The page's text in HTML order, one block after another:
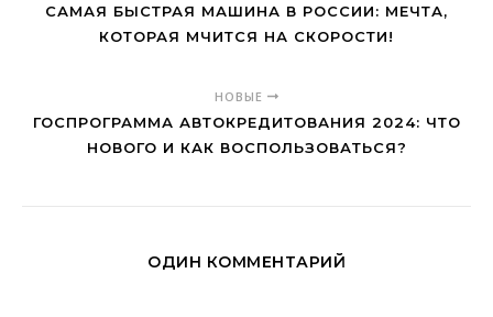
САМАЯ БЫСТРАЯ МАШИНА В РОССИИ: МЕЧТА,
КОТОРАЯ МЧИТСЯ НА СКОРОСТИ!
НОВЫЕ
ГОСПРОГРАММА АВТОКРЕДИТОВАНИЯ 2024: ЧТО
НОВОГО И КАК ВОСПОЛЬЗОВАТЬСЯ?
ОДИН КОММЕНТАРИЙ